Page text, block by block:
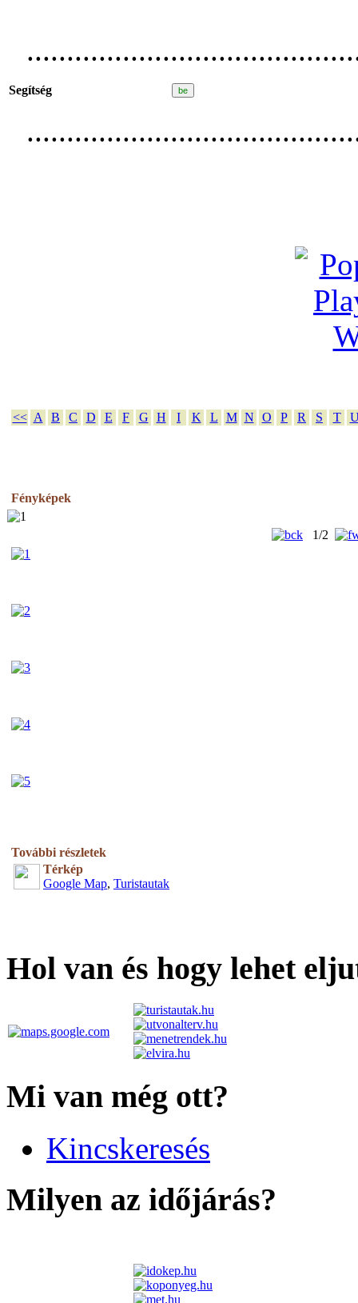
Segítség
<< A B C D E F G H I K L M N O P R S T
Fényképek
1/2
További részletek
Térkép
Google Map, Turistautak
Hol van és hogy lehet
Mi van még ott?
Kincskeresés
Milyen az időjárás?